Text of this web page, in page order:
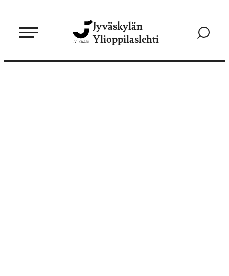
sisältöön
Jyväskylän
Ylioppilaslehti
Siirry